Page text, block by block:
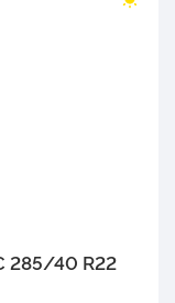
285/40 R22